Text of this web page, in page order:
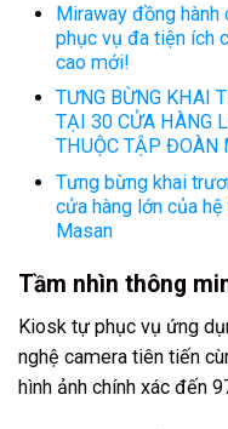
Miraway đồng hành
phục vụ đa tiện ích
cao mới!
TƯNG BỪNG KHAI
TẠI 30 CỬA HÀNG
THUỘC TẬP ĐOÀN
Tưng bừng khai
cửa hàng lớn của
Masan
Tầm nhìn thông
Kiosk tự phục vụ ứng
nghệ camera tiên tiến
hình ảnh chính xác đến